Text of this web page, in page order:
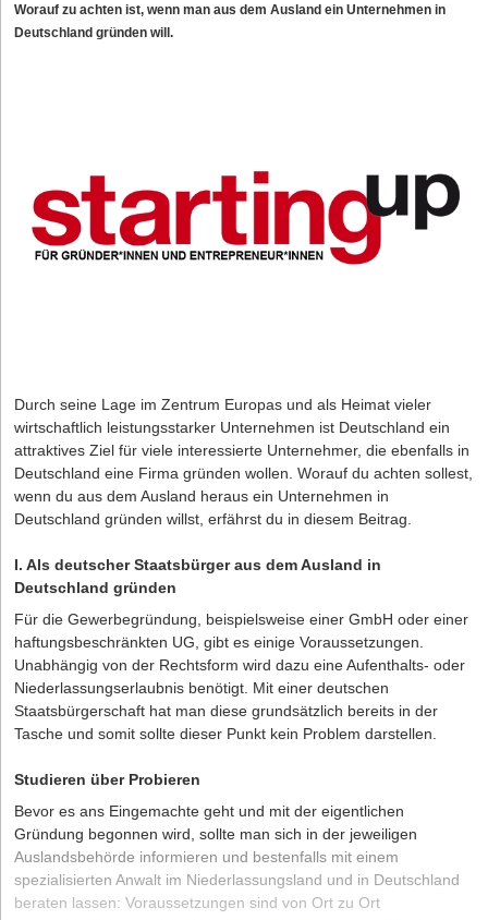
Worauf zu achten ist, wenn man aus dem Ausland ein Unternehmen in
Deutschland gründen will.
Durch seine Lage im Zentrum Europas und als Heimat vieler
wirtschaftlich leistungsstarker Unternehmen ist Deutschland ein
attraktives Ziel für viele interessierte Unternehmer, die ebenfalls in
Deutschland eine Firma gründen wollen. Worauf du achten sollest,
wenn du aus dem Ausland heraus ein Unternehmen in
Deutschland gründen willst, erfährst du in diesem Beitrag.
I. Als deutscher Staatsbürger aus dem Ausland in
Deutschland gründen
Für die Gewerbegründung, beispielsweise einer GmbH oder einer
haftungsbeschränkten UG, gibt es einige Voraussetzungen.
Unabhängig von der Rechtsform wird dazu eine Aufenthalts- oder
Niederlassungserlaubnis benötigt. Mit einer deutschen
Staatsbürgerschaft hat man diese grundsätzlich bereits in der
Tasche und somit sollte dieser Punkt kein Problem darstellen.
Studieren über Probieren
Bevor es ans Eingemachte geht und mit der eigentlichen
Gründung begonnen wird, sollte man sich in der jeweiligen
Auslandsbehörde informieren und bestenfalls mit einem
spezialisierten Anwalt im Niederlassungsland und in Deutschland
beraten lassen: Voraussetzungen sind von Ort zu Ort